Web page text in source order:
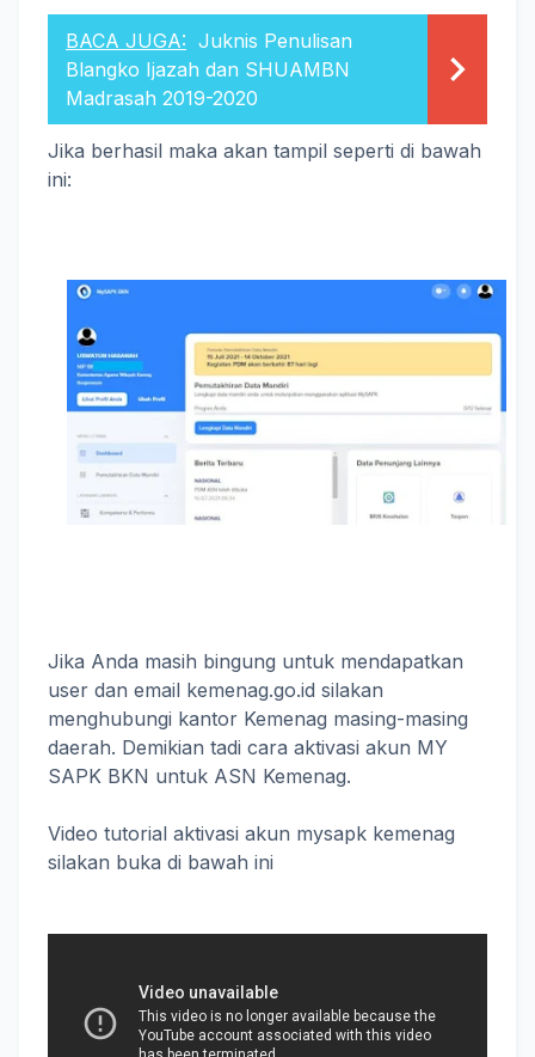
BACA JUGA: Juknis Penulisan
Blangko Ijazah dan SHUAMBN
Madrasah 2019-2020
Jika berhasil maka akan tampil seperti di bawah
ini:
Jika Anda masih bingung untuk mendapatkan
user dan email kemenag.go.id silakan
menghubungi kantor Kemenag masing-masing
daerah. Demikian tadi cara aktivasi akun MY
SAPK BKN untuk ASN Kemenag.
Video tutorial aktivasi akun mysapk kemenag
silakan buka di bawah ini